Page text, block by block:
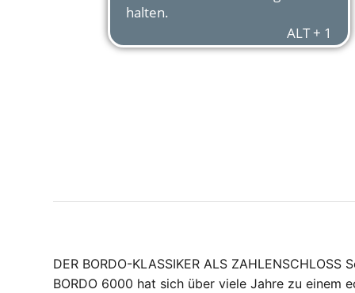
DER BORDO-KLASSIKER ALS
BORDO 6000 hat sich über viele Jahre zu